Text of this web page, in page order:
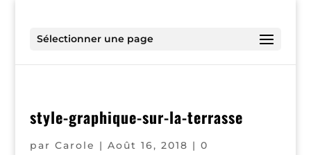
Sélectionner une page
style-graphique-sur-la-terrasse
par Carole | Août 16, 2018 | 0